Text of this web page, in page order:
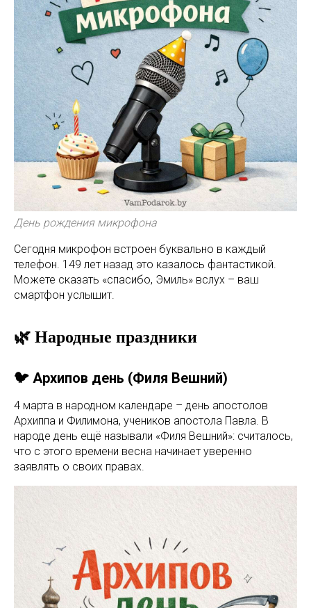
День рождения микрофона
Сегодня микрофон встроен буквально в каждый
телефон. 149 лет назад это казалось фантастикой.
Можете сказать «спасибо, Эмиль» вслух – ваш
смартфон услышит.
🌿 Народные праздники
🐦 Архипов день (Филя Вешний)
4 марта в народном календаре – день апостолов
Архиппа и Филимона, учеников апостола Павла. В
народе день ещё называли «Филя Вешний»: считалось,
что с этого времени весна начинает уверенно
заявлять о своих правах.